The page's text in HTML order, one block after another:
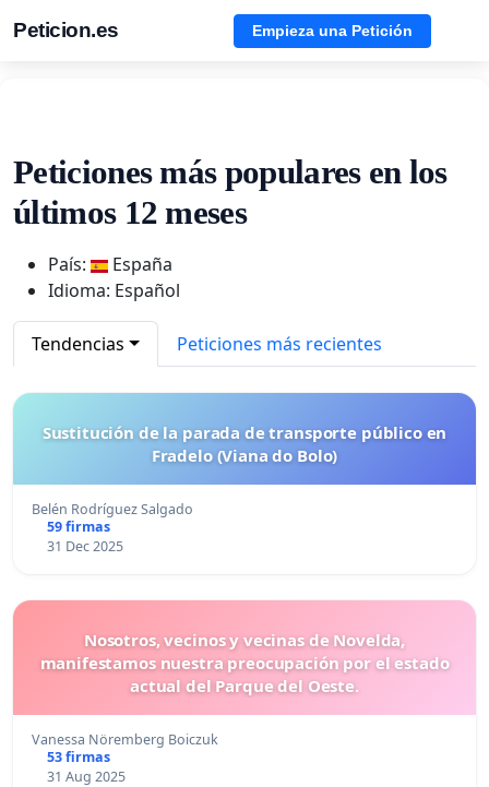
Peticion.es Empieza una Petición
Peticiones más populares en los
últimos 12 meses
País:
España
Idioma: Español
Tendencias Peticiones más recientes
Sustitución de la parada de transporte público en
Fradelo (Viana do Bolo)
Belén Rodríguez Salgado
59 firmas
31 Dec 2025
Nosotros, vecinos y vecinas de Novelda,
manifestamos nuestra preocupación por el estado
actual del Parque del Oeste.
Vanessa Nöremberg Boiczuk
53 firmas
31 Aug 2025